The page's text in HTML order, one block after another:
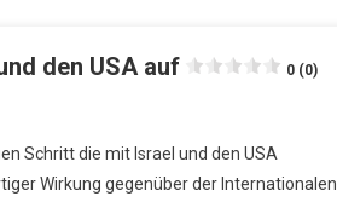
den USA auf 0 (0)
Schritt die mit Israel und den USA
Wirkung gegenüber der Internationalen